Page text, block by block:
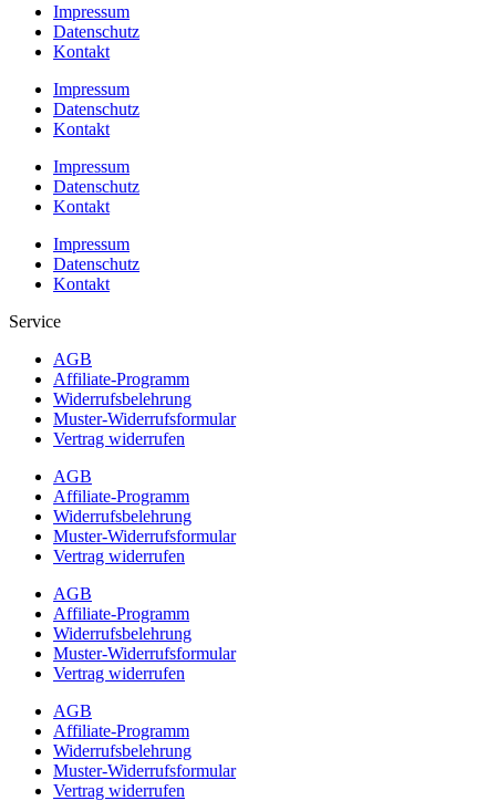
Impressum
Datenschutz
Kontakt
Impressum
Datenschutz
Kontakt
Impressum
Datenschutz
Kontakt
Impressum
Datenschutz
Kontakt
Service
AGB
Affiliate-Programm
Widerrufsbelehrung
Muster-Widerrufsformular
Vertrag widerrufen
AGB
Affiliate-Programm
Widerrufsbelehrung
Muster-Widerrufsformular
Vertrag widerrufen
AGB
Affiliate-Programm
Widerrufsbelehrung
Muster-Widerrufsformular
Vertrag widerrufen
AGB
Affiliate-Programm
Widerrufsbelehrung
Muster-Widerrufsformular
Vertrag widerrufen